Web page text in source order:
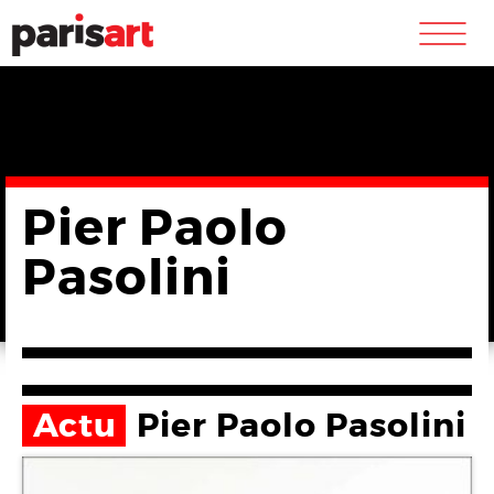
m
Pier Paolo
Pasolini
Actu Pier Paolo Pasolini